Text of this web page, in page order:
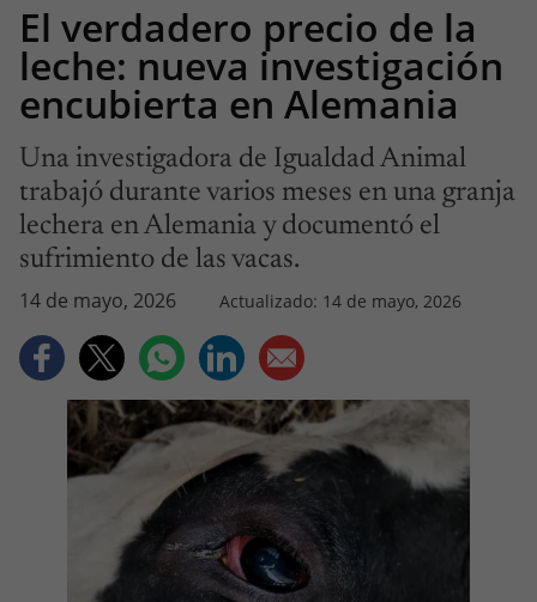
El verdadero precio de la
leche: nueva investigación
encubierta en Alemania
Una investigadora de Igualdad Animal
trabajó durante varios meses en una granja
lechera en Alemania y documentó el
sufrimiento de las vacas.
14 de mayo, 2026 Actualizado: 14 de mayo, 2026